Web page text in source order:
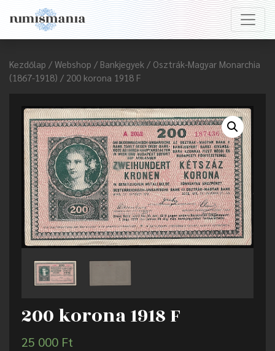
Kezdőlap / Webshop / Bankjegyek / Osztrák-Magyar Monarchia
(1867-1918) / 200 korona 1918 F
200 korona 1918 F
25 000 Ft